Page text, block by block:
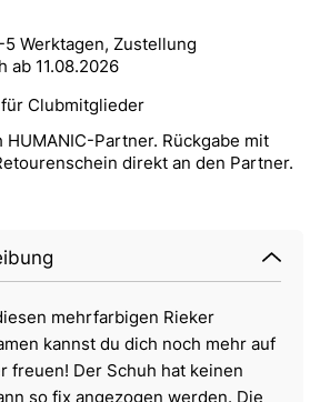
Werktagen, Zustellung
ab 11.08.2026
Clubmitglieder
HUMANIC-Partner. Rückgabe mit
direkt an den Partner.
mehrfarbigen Rieker
kannst du dich noch mehr auf
freuen! Der Schuh hat keinen
so fix angezogen werden. Die